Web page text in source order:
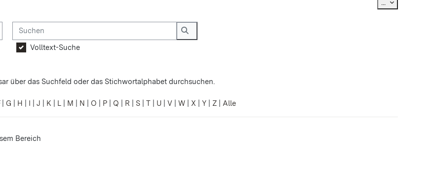
... Einträge
über das Suchfeld oder das Stichwortalphabet durchsuchen.
Suchen
Suchen
Volltext-Suche
über das Suchfeld oder das Stichwortalphabet durchsuchen.
| G H I J K L M N O P Q R S T U V W X Y Z Alle
Bereich